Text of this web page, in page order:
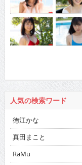
人気の検索ワード
徳江かな
真田まこと
RaMu